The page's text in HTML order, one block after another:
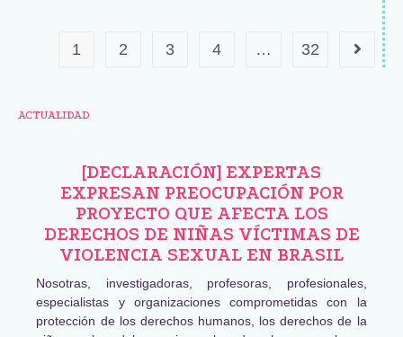
1 2 3 4 … 32
ACTUALIDAD
[DECLARACIÓN] EXPERTAS
EXPRESAN PREOCUPACIÓN POR
PROYECTO QUE AFECTA LOS
DERECHOS DE NIÑAS VÍCTIMAS DE
VIOLENCIA SEXUAL EN BRASIL
Nosotras, investigadoras, profesoras, profesionales,
especialistas y organizaciones comprometidas con la
protección de los derechos humanos, los derechos de la